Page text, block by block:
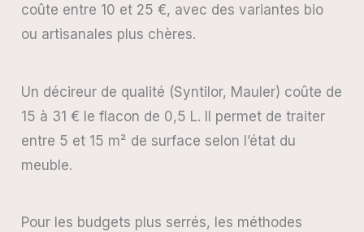
coûte entre 10 et 25 €, avec des variantes bio
ou artisanales plus chères.
Un décireur de qualité (Syntilor, Mauler) coûte de
15 à 31 € le flacon de 0,5 L. Il permet de traiter
entre 5 et 15 m² de surface selon l’état du
meuble.
Pour les budgets plus serrés, les méthodes